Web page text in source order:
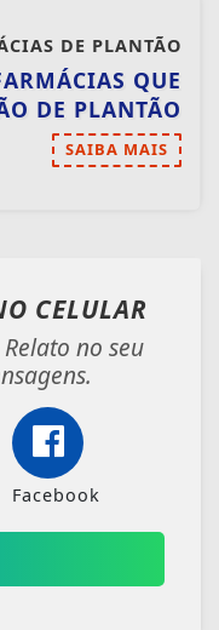
DE PLANTÃO
QUE
DE PLANTÃO
SAIBA MAIS
CELULAR
no seu
Facebook